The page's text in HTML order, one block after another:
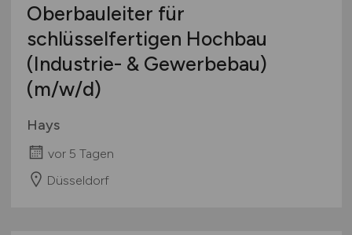
Oberbauleiter für
schlüsselfertigen Hochbau
(Industrie- & Gewerbebau)
(m/w/d)
Hays
vor 5 Tagen
Düsseldorf